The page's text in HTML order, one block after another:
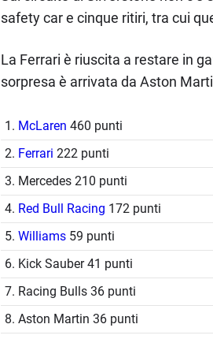
safety car e cinque ritiri, tra cui
La Ferrari è riuscita a restare in
sorpresa è arrivata da Aston
1. McLaren 460 punti
2. Ferrari 222 punti
3. Mercedes 210 punti
4. Red Bull Racing 172 punti
5. Williams59 punti
6. Kick Sauber 41 punti
7. Racing Bulls 36 punti
8. Aston Martin 36 punti